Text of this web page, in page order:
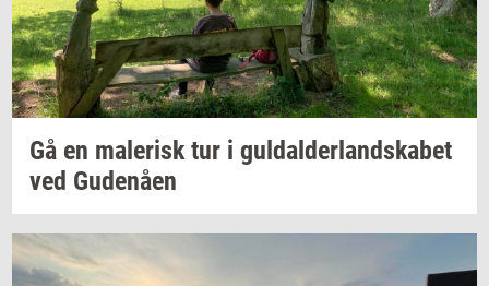
Gå en ma­le­risktur i gul­dal­der­land­ska­bet
ved Gu­denå­en